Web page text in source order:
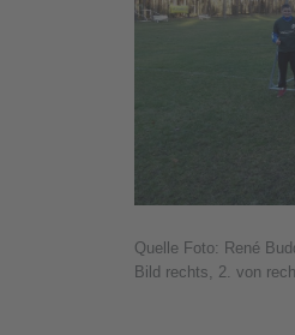
Quelle Foto: René
Bild rechts, 2. von